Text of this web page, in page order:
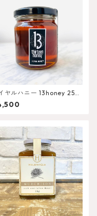
ヤルハニー 13honey 250